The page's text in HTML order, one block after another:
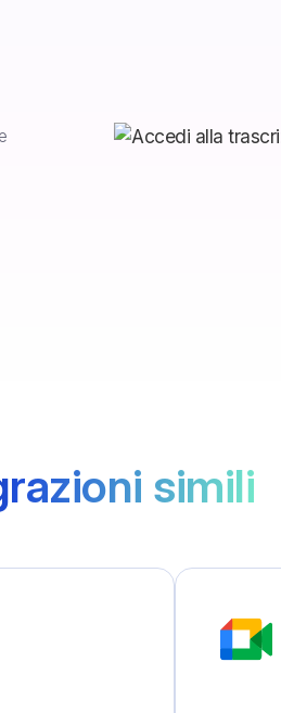
simili